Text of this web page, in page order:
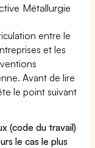
Métallurgie
entre le
et les
Avant de lire
le point suivant
(code du travail)
le cas le plus